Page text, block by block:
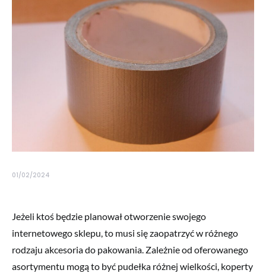
01/02/2024
Jeżeli ktoś będzie planował otworzenie swojego
internetowego sklepu, to musi się zaopatrzyć w różnego
rodzaju akcesoria do pakowania. Zależnie od oferowanego
asortymentu mogą to być pudełka różnej wielkości, koperty